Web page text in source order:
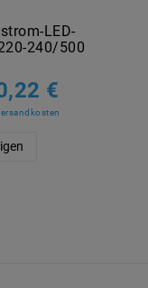
LED-
240/500
€